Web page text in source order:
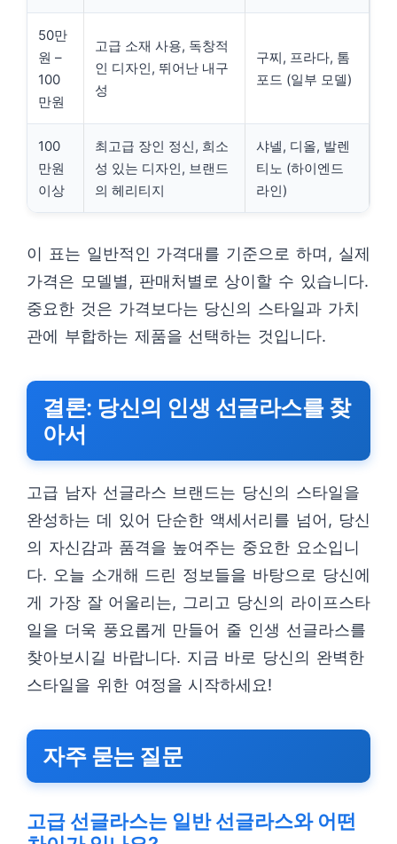
50만
원 –
100
만원
고급 소재 사용, 독창적
인 디자인, 뛰어난 내구
성
구찌, 프라다, 톰
포드 (일부 모델)
100
만원
이상
최고급 장인 정신, 희소
성 있는 디자인, 브랜드
의 헤리티지
샤넬, 디올, 발렌
티노 (하이엔드
라인)
이 표는 일반적인 가격대를 기준으로 하며, 실제
가격은 모델별, 판매처별로 상이할 수 있습니다.
중요한 것은 가격보다는 당신의 스타일과 가치
관에 부합하는 제품을 선택하는 것입니다.
결론: 당신의 인생 선글라스를 찾
아서
고급 남자 선글라스 브랜드는 당신의 스타일을
완성하는 데 있어 단순한 액세서리를 넘어, 당신
의 자신감과 품격을 높여주는 중요한 요소입니
다. 오늘 소개해 드린 정보들을 바탕으로 당신에
게 가장 잘 어울리는, 그리고 당신의 라이프스타
일을 더욱 풍요롭게 만들어 줄 인생 선글라스를
찾아보시길 바랍니다. 지금 바로 당신의 완벽한
스타일을 위한 여정을 시작하세요!
자주 묻는 질문
고급 선글라스는 일반 선글라스와 어떤